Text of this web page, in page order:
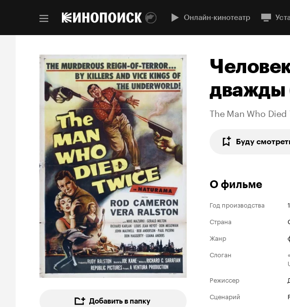
Онлайн-кинотеатр
Добавить в папку
дважды
The Man Who Died
Буду
О фильме
Год производства
Страна
Жанр
Слоган
Режиссер
Сценарий